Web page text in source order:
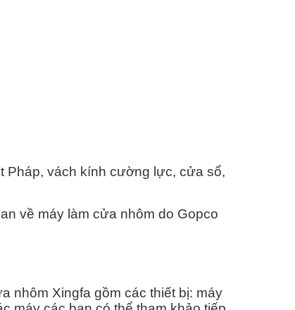
Pháp, vách kính cường lực, cửa sổ,
về máy làm cửa nhôm do Gopco
nhôm Xingfa gồm các thiết bị: máy